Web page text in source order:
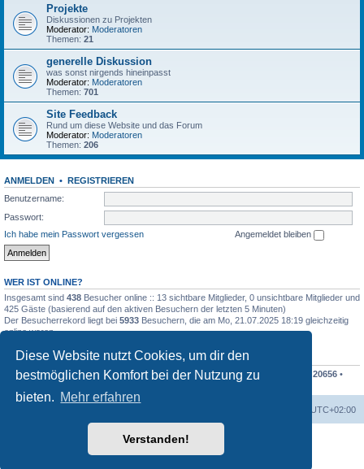
Diese Website nutzt Cookies, um dir den
bestmöglichen Komfort bei der Nutzung zu
bieten. Mehr erfahren
Verstanden!
Projekte
Diskussionen zu Projekten
Moderator: Moderatoren
Themen: 21
generelle Diskussion
was sonst nirgends hineinpasst
Moderator: Moderatoren
Themen: 701
Site Feedback
Rund um diese Website und das Forum
Moderator: Moderatoren
Themen: 206
ANMELDEN • REGISTRIEREN
Benutzername:
Passwort:
Ich habe mein Passwort vergessen
Angemeldet bleiben
WER IST ONLINE?
Insgesamt sind 438 Besucher online :: 13 sichtbare Mitglieder, 0 unsichtbare Mitglieder und
425 Gäste (basierend auf den aktiven Besuchern der letzten 5 Minuten)
Der Besucherrekord liegt bei 5933 Besuchern, die am Mo, 21.07.2025 18:19 gleichzeitig
online waren.
STATISTIK
Beiträge insgesamt207838• Themen insgesamt48676• Mitglieder insgesamt 20656 •
Unser neuestes Mitglied:
UTC+02:00
Powered byphpBB® Forum Software © phpBB Limited
phpBB.de